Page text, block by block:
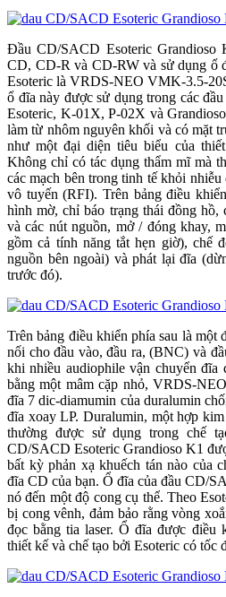
Đầu CD/SACD Esoteric Grandioso
CD, CD-R và CD-RW và sử dụng ổ
Esoteric là VRDS-NEO VMK-3.5-
ổ đĩa này được sử dụng trong các
Esoteric, K-01X, P-02X và
làm từ nhôm nguyên khối và có mặt
như một đại diện tiêu biểu của
Không chỉ có tác dụng thẩm mĩ mà
các mạch bên trong tinh tế khỏi
vô tuyến (RFI). Trên bảng điều
hình mờ, chỉ báo trạng thái đồng
và các nút nguồn, mở / đóng khay,
gồm cả tính năng tắt hẹn giờ), chế
nguồn bên ngoài) và phát lại đĩa
trước đó).
Trên bảng điều khiển phía sau là một
nối cho đầu vào, đầu ra, (BNC) và
khi nhiều audiophile vận chuyển đĩa
bằng một mâm cặp nhỏ, VRDS-
đĩa 7 dic-diamumin của duralumin
đĩa xoay LP. Duralumin, một hợp
thường được sử dụng trong chế
CD/SACD Esoteric Grandioso K1
bất kỳ phản xạ khuếch tán nào của
đĩa CD của bạn. Ổ đĩa của đầu CD/
nó đến một độ cong cụ thể. Theo
bị cong vênh, đảm bảo rằng vòng
đọc bằng tia laser. Ổ đĩa được điều
thiết kế và chế tạo bởi Esoteric có tốc